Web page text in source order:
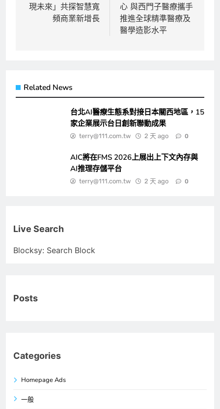
覽
現未來」共探智慧寬
頻商業新增長
心 與西門子醫療攜手
推進全球精準醫療及
醫學造影水平
Related News
台北AI醫療生態系對接日本關西地區，15
家企業展示台日創新聯動成果
terry@111.com.tw 2 天 ago 0
AIC將在FMS 2026上展出上下文內存與
AI推理存儲平台
terry@111.com.tw 2 天 ago 0
Live Search
Blocksy: Search Block
Posts
Categories
Homepage Ads
一般